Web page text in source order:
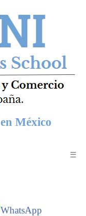
México
☰
WhatsApp